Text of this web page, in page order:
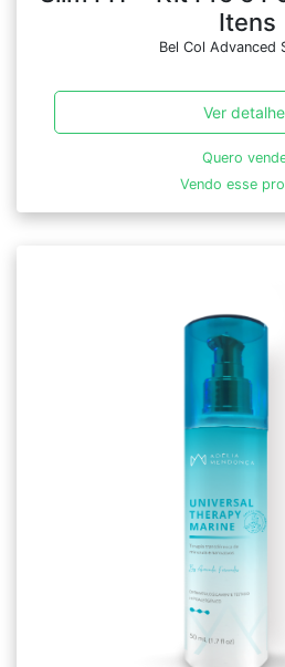
Itens
Bel Col Advanced
Ver
Quero
Vendo esse